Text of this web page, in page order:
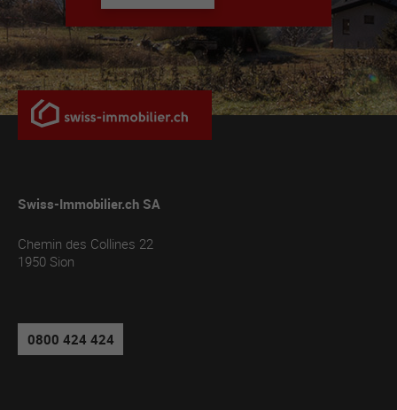
Swiss-Immobilier.ch SA
Chemin des Collines 22
1950 Sion
0800 424 424